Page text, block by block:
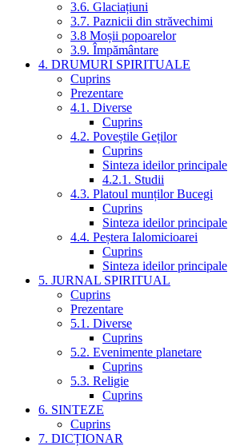
3.6. Glaciațiuni
3.7. Paznicii din străvechimi
3.8 Moșii popoarelor
3.9. Împământare
4. DRUMURI SPIRITUALE
Cuprins
Prezentare
4.1. Diverse
Cuprins
4.2. Poveștile Geților
Cuprins
Sinteza ideilor principale
4.2.1. Studii
4.3. Platoul munților Bucegi
Cuprins
Sinteza ideilor principale
4.4. Peștera Ialomicioarei
Cuprins
Sinteza ideilor principale
5. JURNAL SPIRITUAL
Cuprins
Prezentare
5.1. Diverse
Cuprins
5.2. Evenimente planetare
Cuprins
5.3. Religie
Cuprins
6. SINTEZE
Cuprins
7. DICȚIONAR